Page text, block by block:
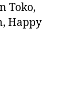
Toko,
Happy